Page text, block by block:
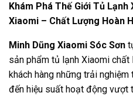
Khám Phá Thế Giới Tủ
Xiaomi – Chất Lượng Hoàn
Minh Dũng Xiaomi Sóc Sơn
sản phẩm tủ lạnh Xiaomi
khách hàng những trải
đến hiệu suất hoạt động vượt